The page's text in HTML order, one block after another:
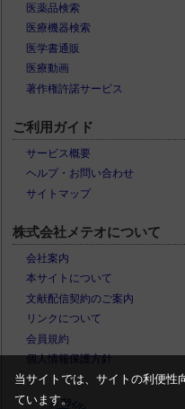
医薬品検索
医療機器検索
医学書通販
医療動画
著作権許諾サービス
ご利用ガイド
サービス概要
ヘルプ・お問い合わせ
サイトマップ
株式会社メテオについて
会社案内
本サイトについて
文献配信契約のご案内
リンクについて
会員規約
個人情報保護方針
当サイトでは、サイトの利便性
ています。